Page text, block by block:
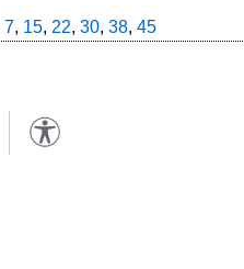
7, 15, 22, 30, 38, 45